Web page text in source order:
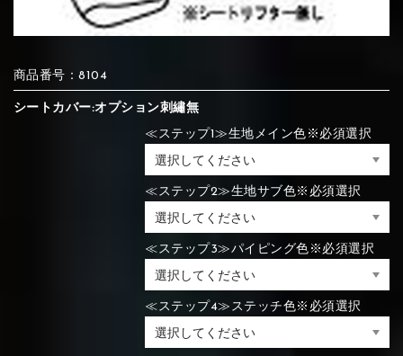
⑦Blue ⑧Orange
⑪Black ⑫Ivory
⑭Caramel
⑦Blue
⑪Black ⑫Ivory
⑭Caramel ⑮Wine red
④Brown ⑤Dark Brown ⑥Yellow
⑧Orange
⑪Black ⑫Ivory
⑧Yellow ⑨Orange
⑪Blue ⑫Aqua blue
④Beige
⑧Yellow ⑨Orange
⑪Blue ⑫Aqua blue
商品番号：8104
シートカバー:オプション刺繡無
≪ステップ1≫生地メイン色※必須選択
≪ステップ2≫生地サブ色※必須選択
≪ステップ3≫パイピング色※必須選択
≪ステップ4≫ステッチ色※必須選択